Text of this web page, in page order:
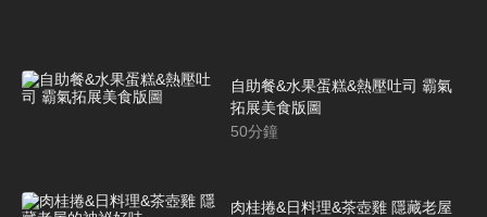
自助餐&水果蛋糕&熱壓吐司 霸氣
拓展美食版圖
50分鐘
肉桂捲&日料理&茶壺雞 隱藏老屋